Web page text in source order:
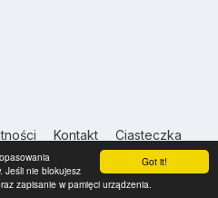
Got it!
Jeśli nie blokujesz
zapisanie w pamięci urządzenia.
Kontakt Ciasteczka
Community